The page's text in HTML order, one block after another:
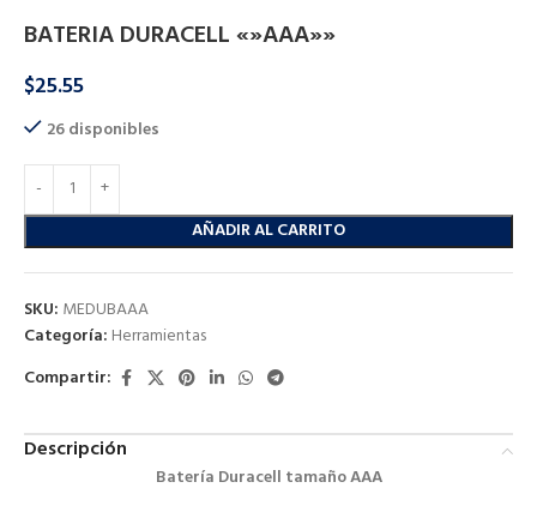
BATERIA DURACELL «»AAA»»
$25.55
26 disponibles
AÑADIR AL CARRITO
SKU: MEDUBAAA
Categoría: Herramientas
Compartir:
Descripción
Batería Duracell tamaño AAA